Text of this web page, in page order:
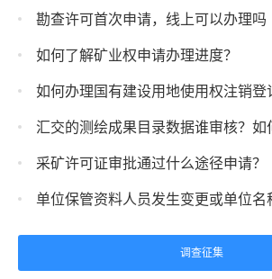
勘查许可首次申请，线上可以办理吗
如何了解矿业权申请办理进度？
如何办理国有建设用地使用权注销登
汇交的测绘成果目录数据谁审核？如
采矿许可证审批通过什么途径申请？
调查征集